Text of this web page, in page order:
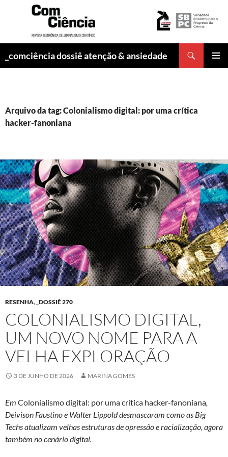
_comciência dossiê atenção & ansiedade
Arquivo da tag: Colonialismo digital: por uma crítica
hacker-fanoniana
RESENHA, _DOSSIÊ 270
COLONIALISMO DIGITAL,
UM NOVO NOME PARA A
VELHA EXPLORAÇÃO
3 DE JUNHO DE 2026 MARINA GOMES
Em Colonialismo digital: por uma crítica hacker-fanoniana,
Deivison Faustino e Walter Lippold desmascaram como as Big
Techs atualizam velhas estruturas de opressão e racialização, agora
também no cenário digital.